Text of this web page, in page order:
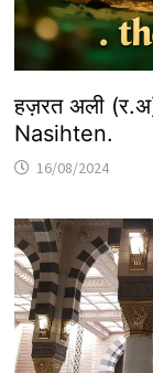
हज़रत अली
Nasihten.
16/08/2024